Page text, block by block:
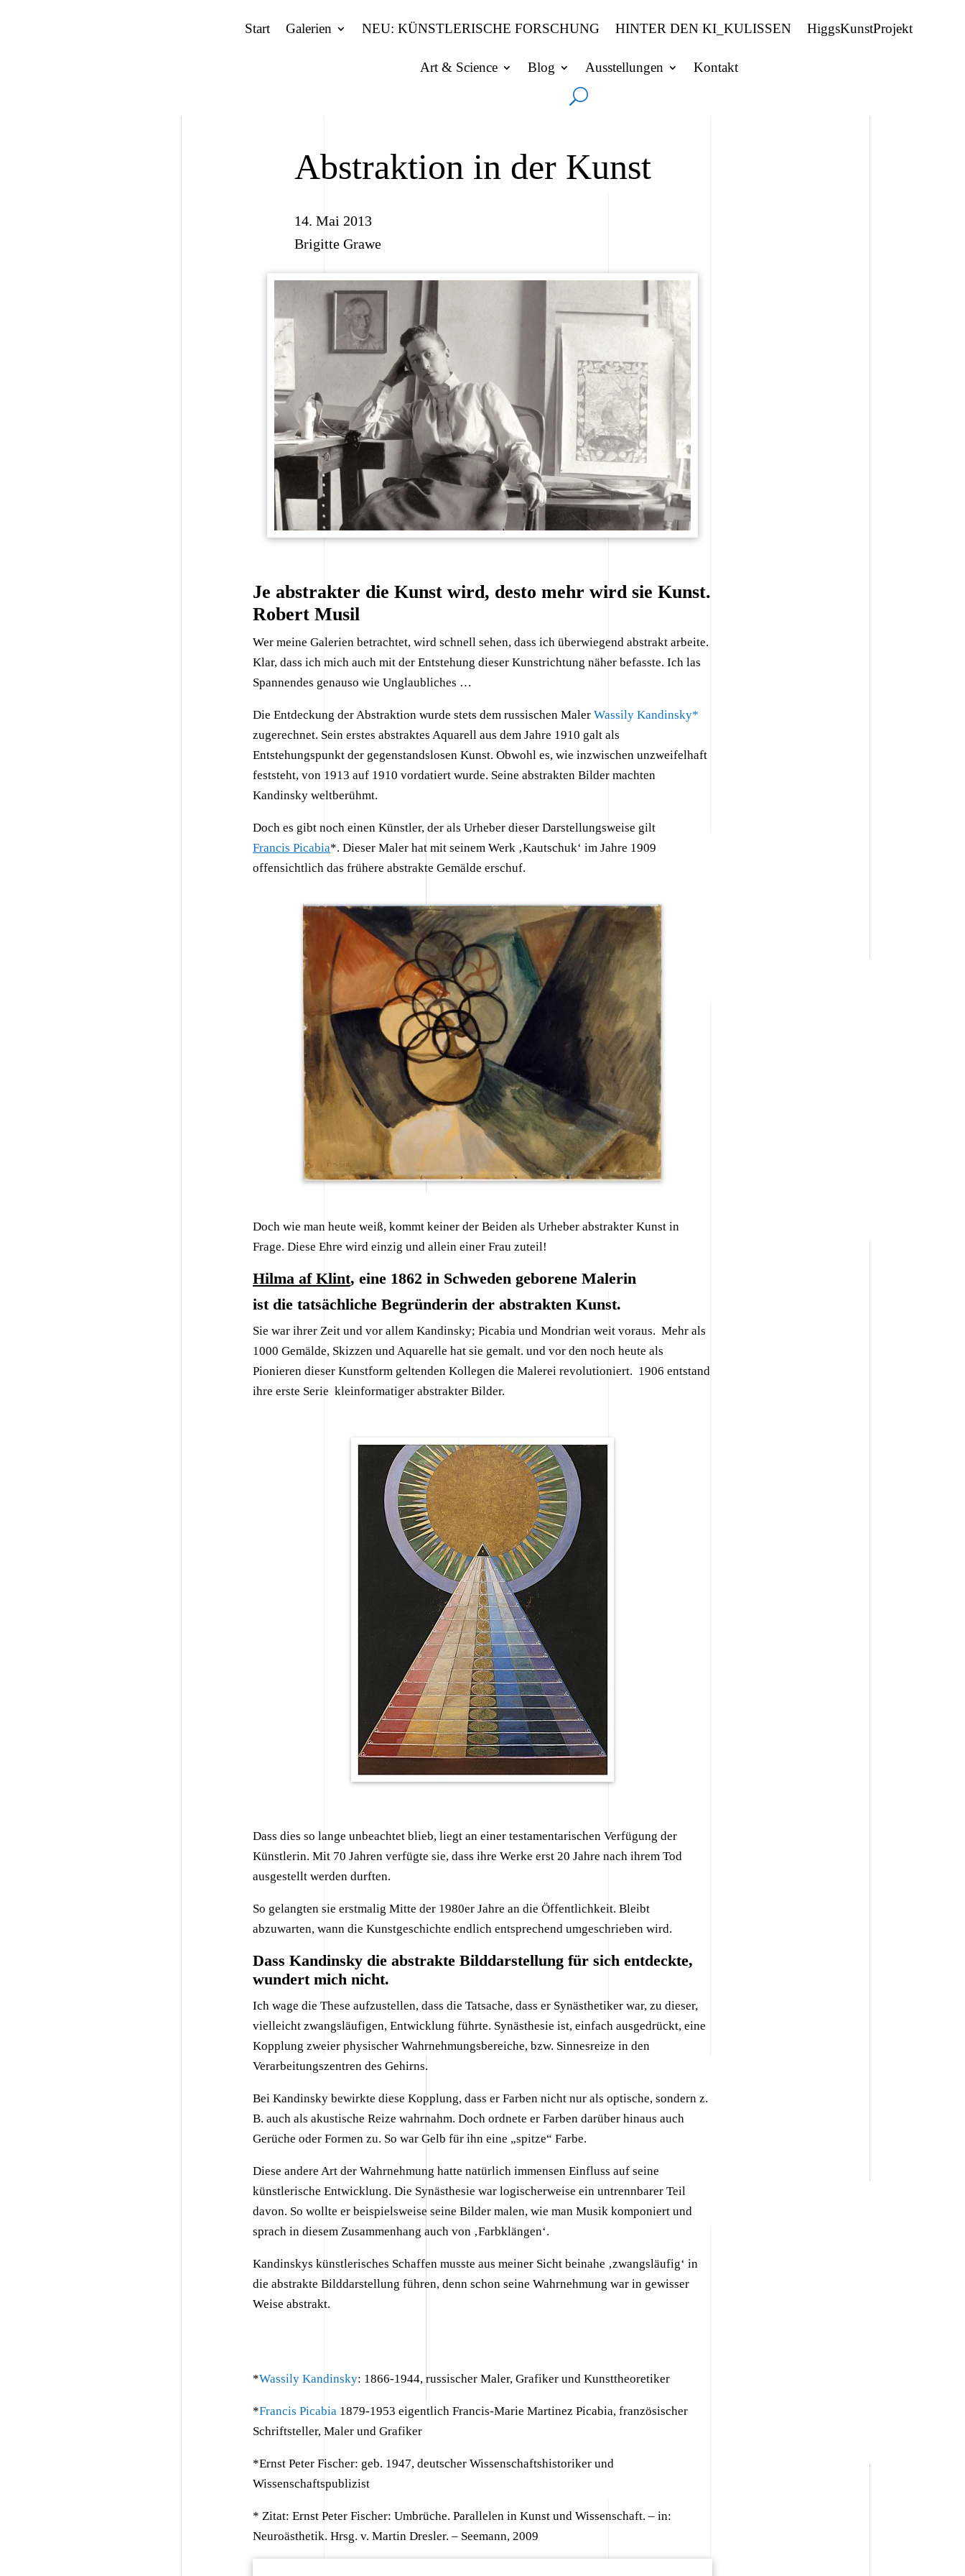
Start Galerien NEU: KÜNSTLERISCHE FORSCHUNG HINTER DEN KI_KULISSEN HiggsKunstProjekt
Art & Science Blog Ausstellungen Kontakt
Abstraktion in der Kunst
14. Mai 2013
Brigitte Grawe
Je abstrakter die Kunst wird, desto mehr wird sie Kunst.
Robert Musil
Wer meine Galerien betrachtet, wird schnell sehen, dass ich überwiegend abstrakt arbeite.
Klar, dass ich mich auch mit der Entstehung dieser Kunstrichtung näher befasste. Ich las
Spannendes genauso wie Unglaubliches …
Die Entdeckung der Abstraktion wurde stets dem russischen Maler Wassily Kandinsky*
zugerechnet. Sein erstes abstraktes Aquarell aus dem Jahre 1910 galt als
Entstehungspunkt der gegenstandslosen Kunst. Obwohl es, wie inzwischen unzweifelhaft
feststeht, von 1913 auf 1910 vordatiert wurde. Seine abstrakten Bilder machten
Kandinsky weltberühmt.
Doch es gibt noch einen Künstler, der als Urheber dieser Darstellungsweise gilt
Francis Picabia*. Dieser Maler hat mit seinem Werk ‚Kautschuk‘ im Jahre 1909
offensichtlich das frühere abstrakte Gemälde erschuf.
Doch wie man heute weiß, kommt keiner der Beiden als Urheber abstrakter Kunst in
Frage. Diese Ehre wird einzig und allein einer Frau zuteil!
Hilma af Klint, eine 1862 in Schweden geborene Malerin
ist die tatsächliche Begründerin der abstrakten Kunst.
Sie war ihrer Zeit und vor allem Kandinsky; Picabia und Mondrian weit voraus. Mehr als
1000 Gemälde, Skizzen und Aquarelle hat sie gemalt. und vor den noch heute als
Pionieren dieser Kunstform geltenden Kollegen die Malerei revolutioniert. 1906 entstand
ihre erste Serie kleinformatiger abstrakter Bilder.
Dass dies so lange unbeachtet blieb, liegt an einer testamentarischen Verfügung der
Künstlerin. Mit 70 Jahren verfügte sie, dass ihre Werke erst 20 Jahre nach ihrem Tod
ausgestellt werden durften.
So gelangten sie erstmalig Mitte der 1980er Jahre an die Öffentlichkeit. Bleibt
abzuwarten, wann die Kunstgeschichte endlich entsprechend umgeschrieben wird.
Dass Kandinsky die abstrakte Bilddarstellung für sich entdeckte,
wundert mich nicht.
Ich wage die These aufzustellen, dass die Tatsache, dass er Synästhetiker war, zu dieser,
vielleicht zwangsläufigen, Entwicklung führte. Synästhesie ist, einfach ausgedrückt, eine
Kopplung zweier physischer Wahrnehmungsbereiche, bzw. Sinnesreize in den
Verarbeitungszentren des Gehirns.
Bei Kandinsky bewirkte diese Kopplung, dass er Farben nicht nur als optische, sondern z.
B. auch als akustische Reize wahrnahm. Doch ordnete er Farben darüber hinaus auch
Gerüche oder Formen zu. So war Gelb für ihn eine „spitze“ Farbe.
Diese andere Art der Wahrnehmung hatte natürlich immensen Einfluss auf seine
künstlerische Entwicklung. Die Synästhesie war logischerweise ein untrennbarer Teil
davon. So wollte er beispielsweise seine Bilder malen, wie man Musik komponiert und
sprach in diesem Zusammenhang auch von ‚Farbklängen‘.
Kandinskys künstlerisches Schaffen musste aus meiner Sicht beinahe ‚zwangsläufig‘ in
die abstrakte Bilddarstellung führen, denn schon seine Wahrnehmung war in gewisser
Weise abstrakt.
*Wassily Kandinsky: 1866-1944, russischer Maler, Grafiker und Kunsttheoretiker
*Francis Picabia 1879-1953 eigentlich Francis-Marie Martinez Picabia, französischer
Schriftsteller, Maler und Grafiker
*Ernst Peter Fischer: geb. 1947, deutscher Wissenschaftshistoriker und
Wissenschaftspublizist
* Zitat: Ernst Peter Fischer: Umbrüche. Parallelen in Kunst und Wissenschaft. – in:
Neuroästhetik. Hrsg. v. Martin Dresler. – Seemann, 2009